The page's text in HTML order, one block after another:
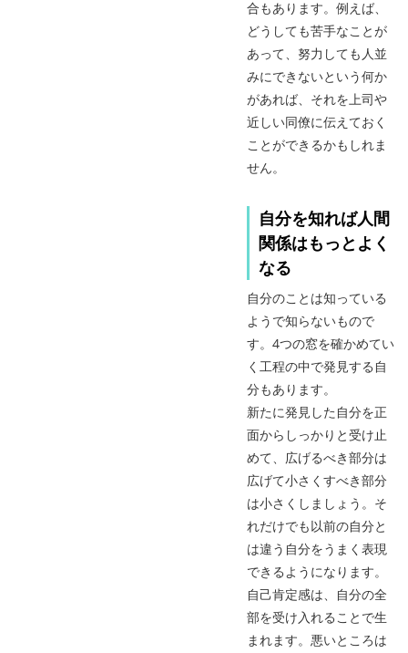
合もあります。例えば、
どうしても苦手なことが
あって、努力しても人並
みにできないという何か
があれば、それを上司や
近しい同僚に伝えておく
ことができるかもしれま
せん。
自分を知れば人間
関係はもっとよく
なる
自分のことは知っている
ようで知らないもので
す。4つの窓を確かめてい
く工程の中で発見する自
分もあります。
新たに発見した自分を正
面からしっかりと受け止
めて、広げるべき部分は
広げて小さくすべき部分
は小さくしましょう。そ
れだけでも以前の自分と
は違う自分をうまく表現
できるようになります。
自己肯定感は、自分の全
部を受け入れることで生
まれます。悪いところは